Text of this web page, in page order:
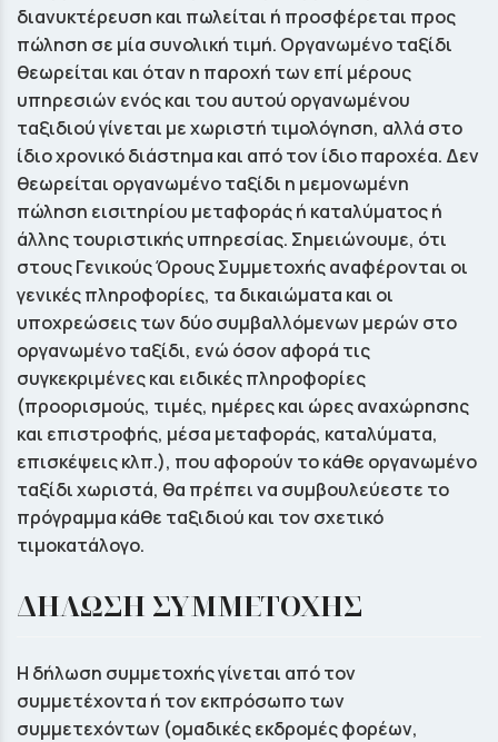
διανυκτέρευση και πωλείται ή προσφέρεται προς
πώληση σε µία συνολική τιµή. Οργανωµένο ταξίδι
θεωρείται και όταν η παροχή των επί µέρους
υπηρεσιών ενός και του αυτού οργανωµένου
ταξιδιού γίνεται µε χωριστή τιµολόγηση, αλλά στο
ίδιο χρονικό διάστηµα και από τον ίδιο παροχέα. Δεν
θεωρείται οργανωµένο ταξίδι η µεµονωµένη
πώληση εισιτηρίου µεταφοράς ή καταλύµατος ή
άλλης τουριστικής υπηρεσίας. Σηµειώνουµε, ότι
στους Γενικούς Όρους Συµµετοχής αναφέρονται οι
γενικές πληροφορίες, τα δικαιώµατα και οι
υποχρεώσεις των δύο συµβαλλόµενων µερών στο
οργανωµένο ταξίδι, ενώ όσον αφορά τις
συγκεκριµένες και ειδικές πληροφορίες
(προορισµούς, τιµές, ηµέρες και ώρες αναχώρησης
και επιστροφής, µέσα µεταφοράς, καταλύµατα,
επισκέψεις κλπ.), που αφορούν το κάθε οργανωµένο
ταξίδι χωριστά, θα πρέπει να συµβουλεύεστε το
πρόγραµµα κάθε ταξιδιού και τον σχετικό
τιµοκατάλογο.
ΔΗΛΩΣΗ ΣΥΜΜΕΤΟΧΗΣ
Η δήλωση συμμετοχής γίνεται από τον
συμμετέχοντα ή τον εκπρόσωπο των
συμμετεχόντων (ομαδικές εκδρομές φορέων,